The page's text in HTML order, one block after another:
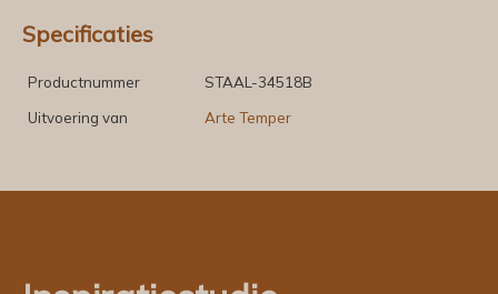
Specificaties
Productnummer
STAAL-34518B
Uitvoering van
Arte Temper